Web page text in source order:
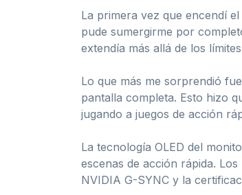
La primera vez que encendí
pude sumergirme por
extendía más allá de los
Lo que más me sorprendió
pantalla completa. Esto hizo
jugando a juegos de acción
La tecnología OLED del
escenas de acción rápida.
NVIDIA G-SYNC y la